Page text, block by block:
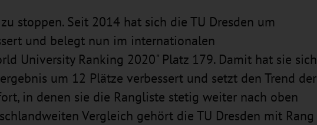
stoppen. Seit 2014 hat sich die TU Dresden um
und belegt nun im internationalen
University Ranking 2020" Platz 179. Damit hat sie sich
um 12 Plätze verbessert und setzt den Trend der
in denen sie die Rangliste stetig weiter nach oben
Vergleich gehört die TU Dresden mit Rang